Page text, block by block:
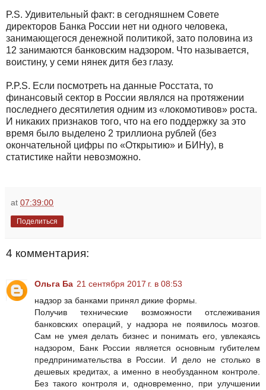
P.S. Удивительный факт: в сегодняшнем Совете
директоров Банка России нет ни одного человека,
занимающегося денежной политикой, зато половина из
12 занимаются банковским надзором. Что называется,
воистину, у семи нянек дитя без глазу.
P.P.S. Если посмотреть на данные Росстата, то
финансовый сектор в России являлся на протяжении
последнего десятилетия одним из «локомотивов» роста.
И никаких признаков того, что на его поддержку за это
время было выделено 2 триллиона рублей (без
окончательной цифры по «Открытию» и БИНу), в
статистике найти невозможно.
at 07:39:00
Поделиться
4 комментария:
Ольга Ба 21 сентября 2017 г. в 08:53
надзор за банками принял дикие формы.
Получив технические возможности отслеживания
банковских операций, у надзора не появилось мозгов.
Сам не умея делать бизнес и понимать его, увлекаясь
надзором, Банк России является основным губителем
предпринимательства в России. И дело не столько в
дешевых кредитах, а именно в необузданном контроле.
Без такого контроля и, одновременно, при улучшении